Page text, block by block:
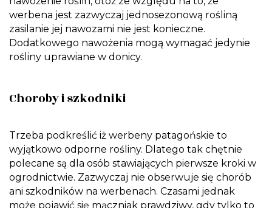
werbena jest zazwyczaj jednosezonową rośliną
zasilanie jej nawozami nie jest konieczne.
Dodatkowego nawożenia mogą wymagać jedynie
rośliny uprawiane w donicy.
Choroby i szkodniki
Trzeba podkreślić iż werbeny patagońskie to
wyjątkowo odporne rośliny. Dlatego tak chętnie
polecane są dla osób stawiających pierwsze kroki w
ogrodnictwie. Zazwyczaj nie obserwuje się chorób
ani szkodników na werbenach. Czasami jednak
może pojawić się mączniak prawdziwy, gdy tylko to